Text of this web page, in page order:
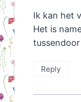
Ik kan het
Het is
Reply